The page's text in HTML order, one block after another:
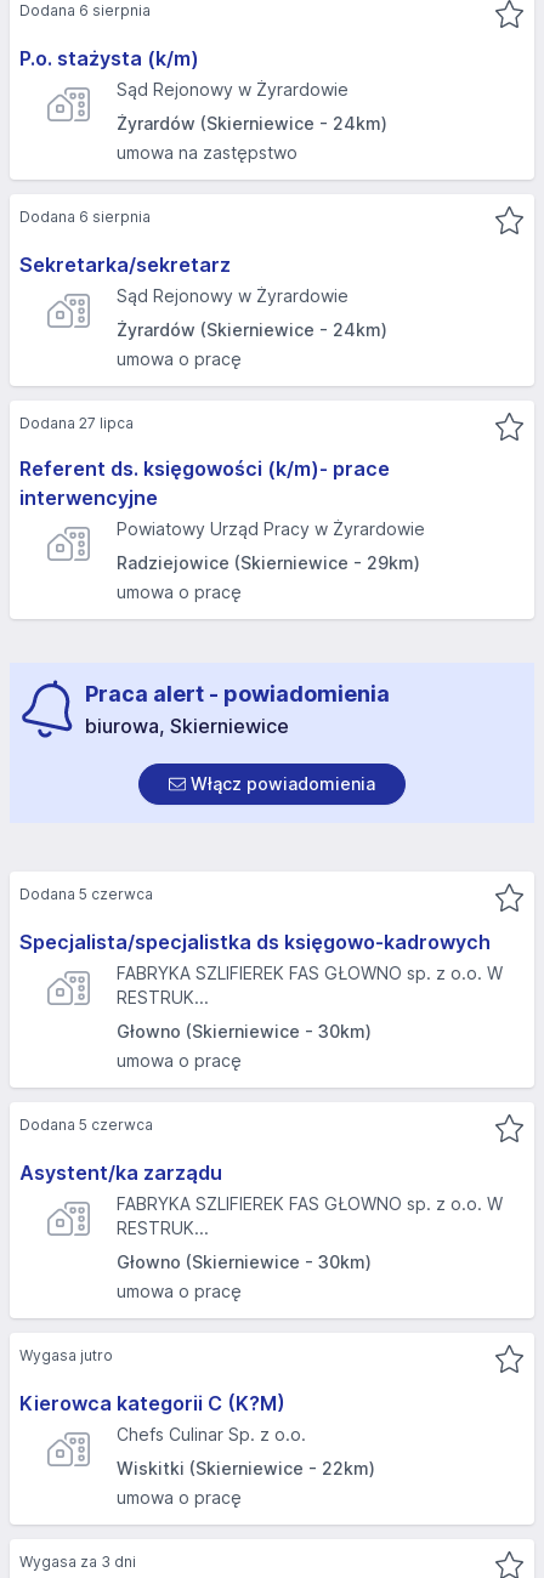
P.o. stażysta (k/m)
Sąd Rejonowy w Żyrardowie
Żyrardów (Skierniewice - 24km)
umowa na zastępstwo
Dodana 6 sierpnia
Sekretarka/sekretarz
Sąd Rejonowy w Żyrardowie
Żyrardów (Skierniewice - 24km)
umowa o pracę
Dodana 6 sierpnia
Referent ds. księgowości (k/m)- prace
interwencyjne
Powiatowy Urząd Pracy w Żyrardowie
Radziejowice (Skierniewice - 29km)
umowa o pracę
Dodana 27 lipca
Praca alert - powiadomienia
biurowa, Skierniewice
Włącz powiadomienia
Specjalista/specjalistka ds księgowo-kadrowych
FABRYKA SZLIFIEREK FAS GŁOWNO sp. z o.o. W
RESTRUK...
Głowno (Skierniewice - 30km)
umowa o pracę
Dodana 5 czerwca
Asystent/ka zarządu
FABRYKA SZLIFIEREK FAS GŁOWNO sp. z o.o. W
RESTRUK...
Głowno (Skierniewice - 30km)
umowa o pracę
Dodana 5 czerwca
Kierowca kategorii C (K?M)
Chefs Culinar Sp. z o.o.
Wiskitki (Skierniewice - 22km)
umowa o pracę
Wygasa jutro
Wygasa za 3 dni